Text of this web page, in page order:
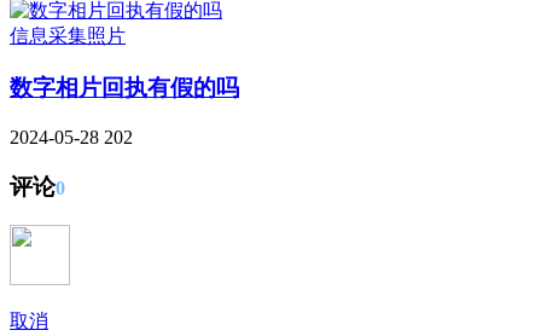
信息采集照片
数字相片回执有假的吗
2024-05-28 202
评论0
取消